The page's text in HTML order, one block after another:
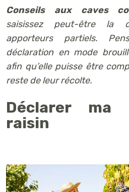
Conseils aux caves
saisissez peut-être la
apporteurs partiels.
déclaration en mode
afin qu’elle puisse être
reste de leur récolte.
Déclarer ma
raisin